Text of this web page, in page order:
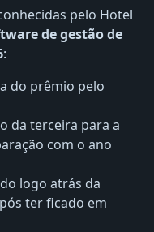
pelo Hotel
de gestão de
:
do prêmio pelo
da terceira para a
com o ano
logo atrás da
ter ficado em